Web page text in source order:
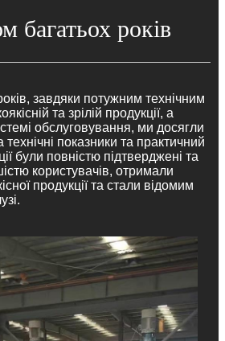
багатьох років
завдяки потужним технічним
та зрілій продукції, а
обслуговування, ми досягли
показники та практичний
були повністю підтверджені та
користувачів, отримали
продукції та стали відомим